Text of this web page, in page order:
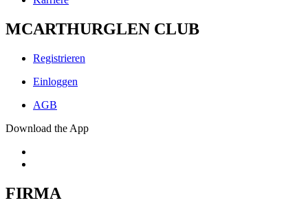
MCARTHURGLEN CLUB
Registrieren
Einloggen
AGB
Download the App
FIRMA